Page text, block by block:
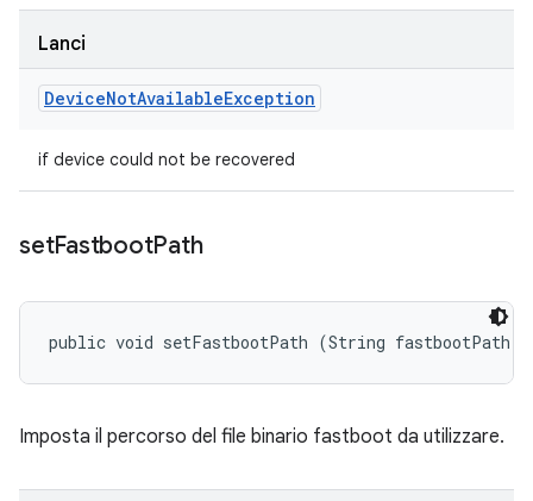
Lanci
DeviceNotAvailableException
if device could not be recovered
setFastbootPath
public void setFastbootPath (String fastbootPath)
Imposta il percorso del file binario fastboot da utilizzare.